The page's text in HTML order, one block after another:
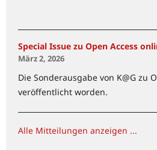
Special Issue zu Open Access
März 2, 2026
Die Sonderausgabe von K@G zu
veröffentlicht worden.
Alle Mitteilungen anzeigen ...